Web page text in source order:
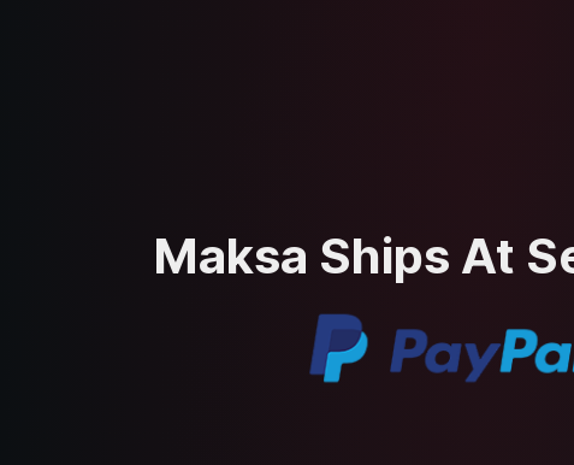
Maksa Ships At